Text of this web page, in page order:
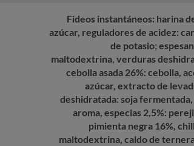
Fideos instantáneos: harina
azúcar, reguladores de acidez:
de potasio;
maltodextrina, verduras
cebolla asada 26%: cebolla,
azúcar, extracto de
deshidratada: soja
aroma, especias 2,5%:
pimienta negra 16%,
maltodextrina, caldo de